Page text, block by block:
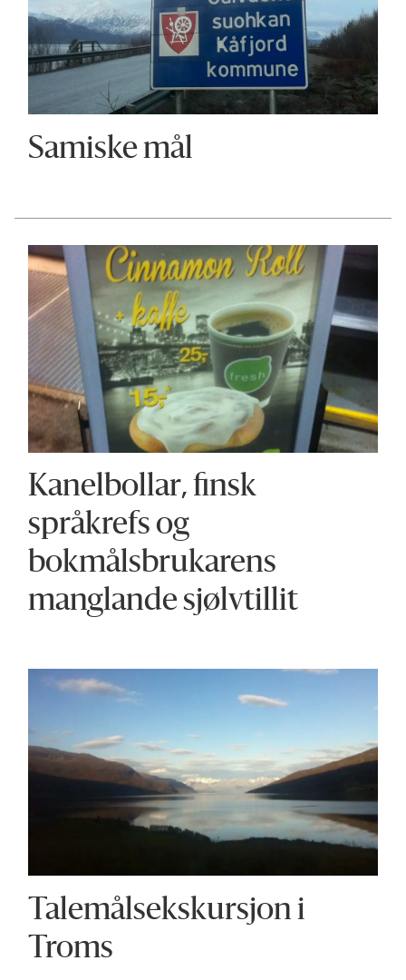
Samiske mål
Kanelbollar, finsk
språkrefs og
bokmålsbrukarens
manglande sjølvtillit
Talemålsekskursjon i
Troms